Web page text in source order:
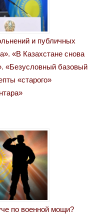
и публичных
«В Казахстане снова
«Безусловный базовый
«старого»
по военной мощи?